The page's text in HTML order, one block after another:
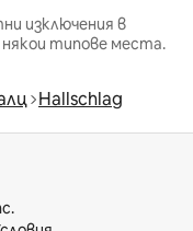
изключения в
някои типове места.
Hallschlag